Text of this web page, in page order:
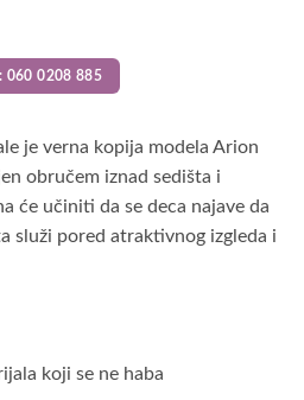
060 0208 885
je verna kopija modela Arion
obručem iznad sedišta i
će učiniti da se deca najave da
služi pored atraktivnog izgleda i
koji se ne haba